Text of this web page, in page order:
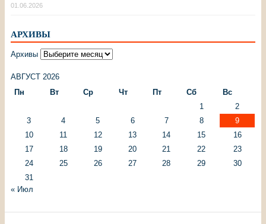
01.06.2026
АРХИВЫ
Архивы
АВГУСТ 2026
Пн
Вт Ср Чт Пт Сб
Вс
1
2
3
4 5 6 7 8
9
10
11 12 13 14 15
16
17
18 19 20 21 22
23
24
25 26 27 28 29
30
31
« Июл